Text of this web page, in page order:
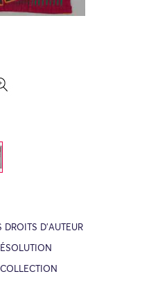
D’AUTEUR